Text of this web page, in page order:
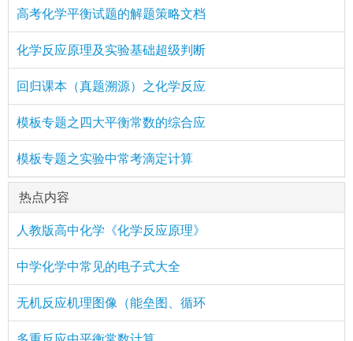
高考化学平衡试题的解题策略文档
化学反应原理及实验基础超级判断
回归课本（真题溯源）之化学反应
模板专题之四大平衡常数的综合应
模板专题之实验中常考滴定计算
热点内容
人教版高中化学《化学反应原理》
中学化学中常见的电子式大全
无机反应机理图像（能垒图、循环